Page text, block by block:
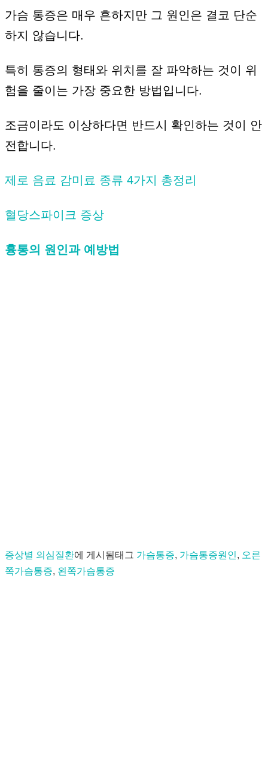
가슴 통증은 매우 흔하지만 그 원인은 결코 단순
하지 않습니다.
특히 통증의 형태와 위치를 잘 파악하는 것이 위
험을 줄이는 가장 중요한 방법입니다.
조금이라도 이상하다면 반드시 확인하는 것이 안
전합니다.
제로 음료 감미료 종류 4가지 총정리
혈당스파이크 증상
흉통의 원인과 예방법
증상별 의심질환에 게시됨태그 가슴통증, 가슴통증원인, 오른
쪽가슴통증, 왼쪽가슴통증